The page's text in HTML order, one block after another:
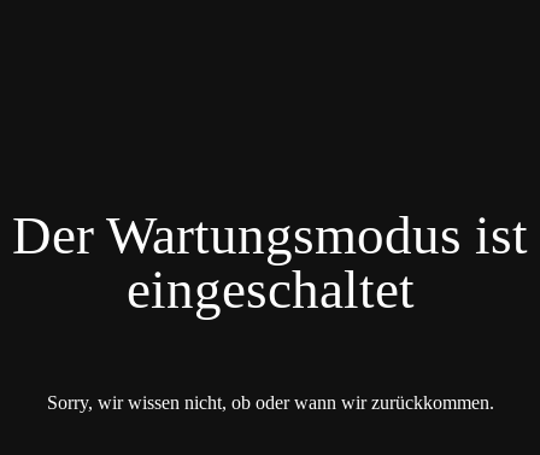
Der Wartungsmodus ist
eingeschaltet
Sorry, wir wissen nicht, ob oder wann wir zurückkommen.